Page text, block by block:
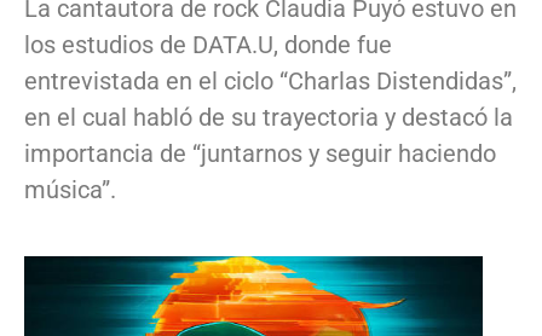
La cantautora de rock Claudia Puyó estuvo en
los estudios de DATA.U, donde fue
entrevistada en el ciclo “Charlas Distendidas”,
en el cual habló de su trayectoria y destacó la
importancia de “juntarnos y seguir haciendo
música”.